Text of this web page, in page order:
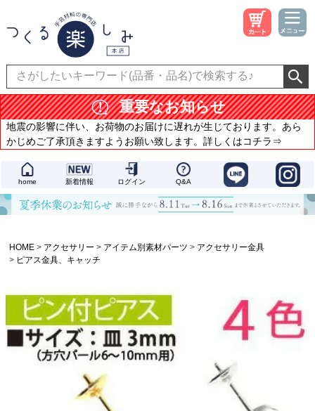
重要なお知らせ
地震の影響に伴い、お荷物のお届けに遅れが生じております。あら
かじめご了承頂きますようお願い致します。詳しくはコチラ⇒
home 新着情報 ログイン Q&A
HOME アクセサリー アイテム別素材パーツ
アクセサリー金具
ピアス金具、キャッチ